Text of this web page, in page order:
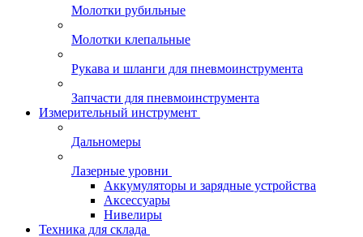
Молотки рубильные
Молотки клепальные
Рукава и шланги для пневмоинструмента
Запчасти для пневмоинструмента
Измерительный инструмент
Дальномеры
Лазерные уровни
Аккумуляторы и зарядные устройства
Аксессуары
Нивелиры
Техника для склада